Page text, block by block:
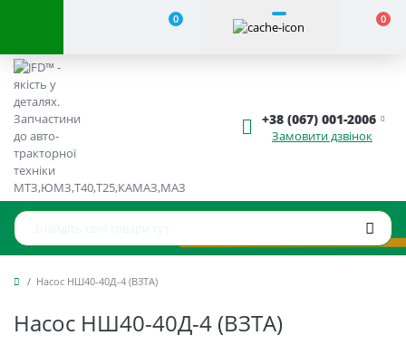
0 0
+38 (067) 001-2006
Замовити дзвінок
Насос НШ40-40Д-4 (ВЗТА)
Насос НШ40-40Д-4 (ВЗТА)